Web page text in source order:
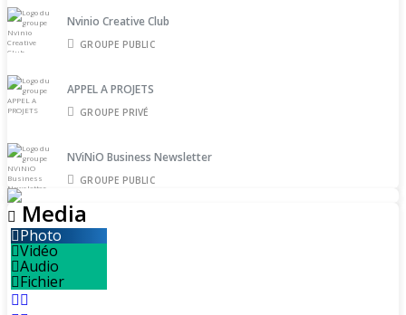
Nvinio Creative Club
GROUPE PUBLIC
APPEL A PROJETS
GROUPE PRIVÉ
NViNiO Business Newsletter
GROUPE PUBLIC
Media
Photo
Vidéo
Audio
Fichier